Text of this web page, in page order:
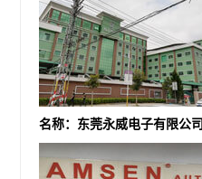
名称：东莞永威电子有限公司